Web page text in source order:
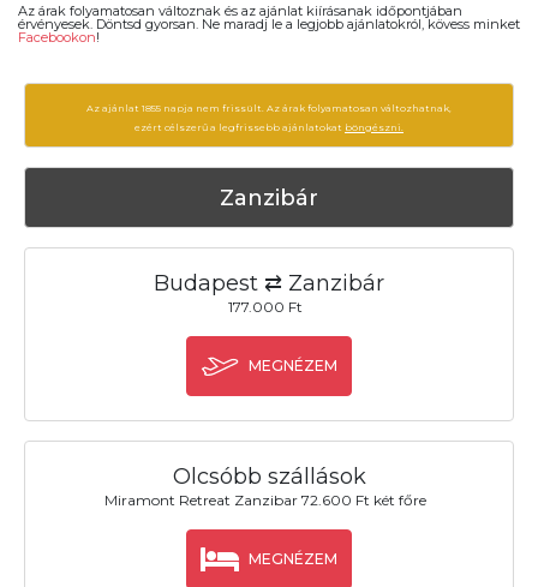
Az árak folyamatosan változnak és az ajánlat kiírásanak időpontjában
érvényesek. Döntsd gyorsan. Ne maradj le a legjobb ajánlatokról, kövess minket
Facebookon!
Az ajánlat 1855 napja nem frissült. Az árak folyamatosan változhatnak,
ezért célszerű a legfrissebb ajánlatokat böngészni.
Zanzibár
Budapest ⇄ Zanzibár
177.000 Ft
MEGNÉZEM
Olcsóbb szállások
Miramont Retreat Zanzibar 72.600 Ft két főre
MEGNÉZEM